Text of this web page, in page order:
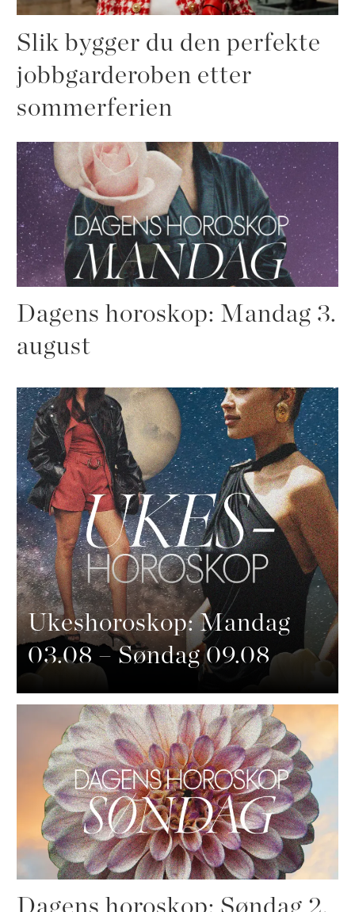
Slik bygger du den perfekte
jobbgarderoben etter
sommerferien
Dagens horoskop: Mandag 3.
august
Ukeshoroskop: Mandag
03.08 – Søndag 09.08
Dagens horoskop: Søndag 2.